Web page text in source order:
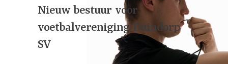
Nieuw bestuur voor
voetbalvereniging Duindorp
SV